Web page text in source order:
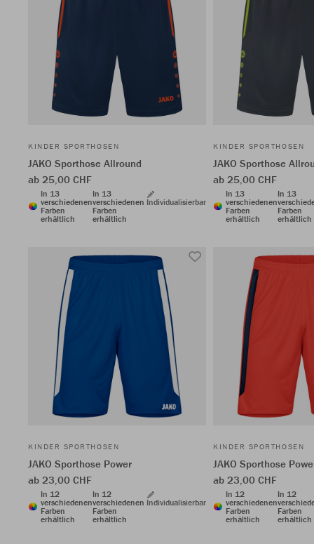
KINDER SPORTHOSEN
JAKO Sporthose Allround
ab 25,00 CHF
In 13
verschiedenen
Farben
erhältlich
In 13
verschiedenen
Farben
erhältlich
Individualisierbar
KINDER SPORTHOSEN
JAKO Sporthose
ab 25,00 CHF
In 13
verschiedenen
Farben
erhältlich
In 13
Farben
erhältlich
KINDER SPORTHOSEN
JAKO Sporthose Power
ab 23,00 CHF
In 12
verschiedenen
Farben
erhältlich
In 12
verschiedenen
Farben
erhältlich
Individualisierbar
KINDER SPORTHOSEN
JAKO Sporthose
ab 23,00 CHF
In 12
verschiedenen
Farben
erhältlich
In 12
Farben
erhältlich